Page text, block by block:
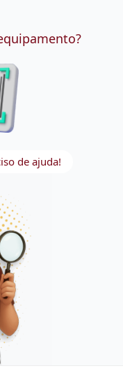
de ajuda!